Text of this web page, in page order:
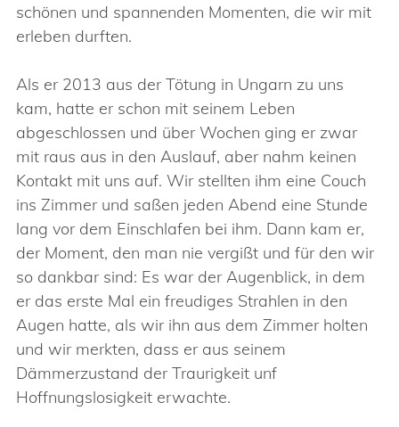
schönen und spannenden Momenten, die wir mit
erleben durften.
Als er 2013 aus der Tötung in Ungarn zu uns
kam, hatte er schon mit seinem Leben
abgeschlossen und über Wochen ging er zwar
mit raus aus in den Auslauf, aber nahm keinen
Kontakt mit uns auf. Wir stellten ihm eine Couch
ins Zimmer und saßen jeden Abend eine Stunde
lang vor dem Einschlafen bei ihm. Dann kam er,
der Moment, den man nie vergißt und für den wir
so dankbar sind: Es war der Augenblick, in dem
er das erste Mal ein freudiges Strahlen in den
Augen hatte, als wir ihn aus dem Zimmer holten
und wir merkten, dass er aus seinem
Dämmerzustand der Traurigkeit unf
Hoffnungslosigkeit erwachte.